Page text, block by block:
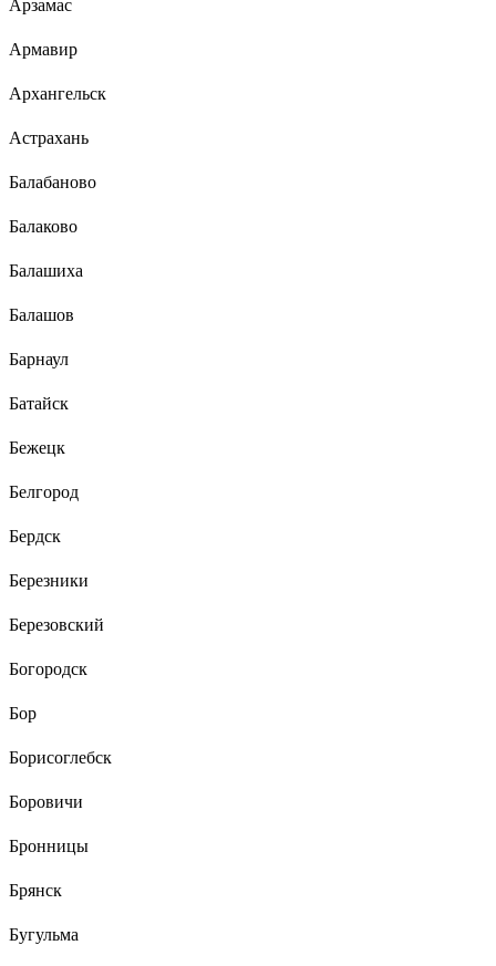
Арзамас
Армавир
Архангельск
Астрахань
Балабаново
Балаково
Балашиха
Балашов
Барнаул
Батайск
Бежецк
Белгород
Бердск
Березники
Березовский
Богородск
Бор
Борисоглебск
Боровичи
Бронницы
Брянск
Бугульма